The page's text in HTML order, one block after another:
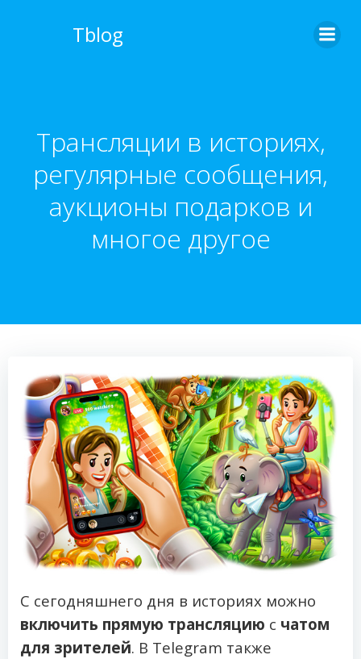
Tblog
Трансляции в историях,
регулярные сообщения,
аукционы подарков и
многое другое
С сегодняшнего дня в историях можно
включить прямую трансляцию с чатом
для зрителей. В Telegram также